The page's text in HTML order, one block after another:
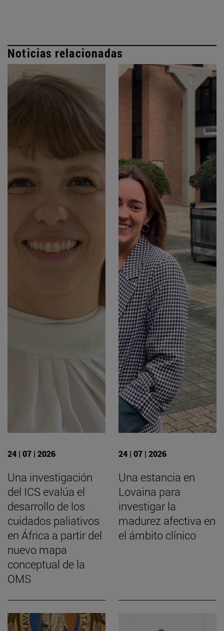
Noticias relacionadas
24 | 07 | 2026
Una investigación
del ICS evalúa el
desarrollo de los
cuidados paliativos
en África a partir del
nuevo mapa
conceptual de la
OMS
24 | 07 | 2026
Una estancia en
Lovaina para
investigar la
madurez afectiva en
el ámbito clínico